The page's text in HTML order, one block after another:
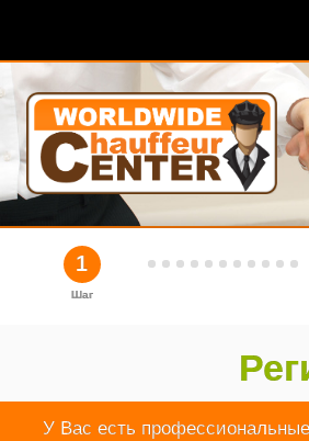
1
Шаг
У Вас есть